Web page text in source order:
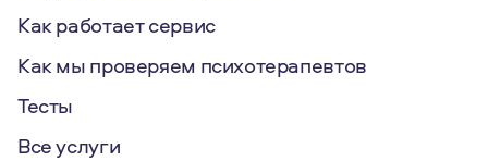
Как работает сервис
Как мы проверяем психотерапевтов
Тесты
Все услуги